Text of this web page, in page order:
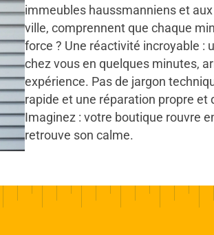
immeubles haussmanniens et
ville, comprennent que chaque
force ? Une réactivité incroyable :
chez vous en quelques minutes,
expérience. Pas de jargon
rapide et une réparation propre et
Imaginez : votre boutique rouvre
retrouve son calme.